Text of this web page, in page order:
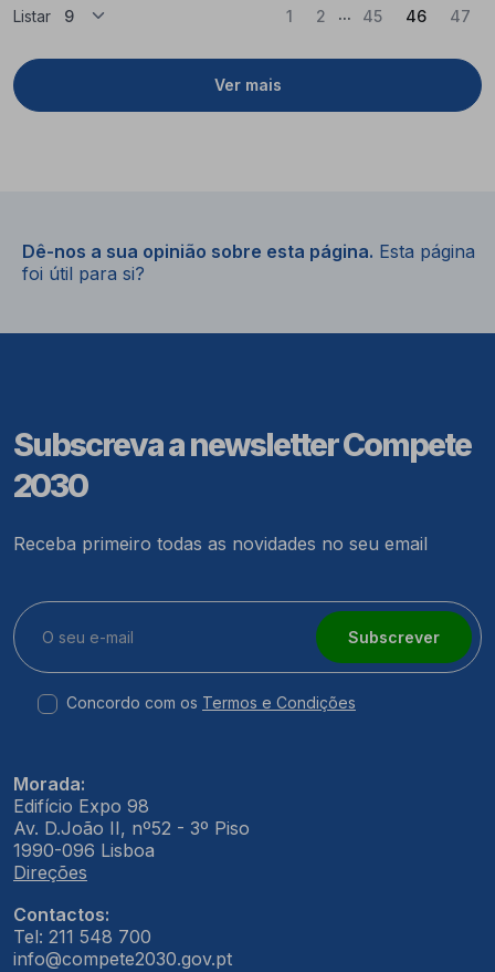
Listar
Ver mais
1 2 ... 45 46(Atual)
47
Dê-nos a sua opinião sobre esta página. Esta página
foi útil para si?
Subscreva a newsletter Compete
2030
Receba primeiro todas as novidades no seu email
Subscrever
Concordo com os Termos e Condições
Morada:
Edifício Expo 98
Av. D.João II, nº52 - 3º Piso
1990-096 Lisboa
Direções
Contactos:
Tel: 211 548 700
info@compete2030.gov.pt